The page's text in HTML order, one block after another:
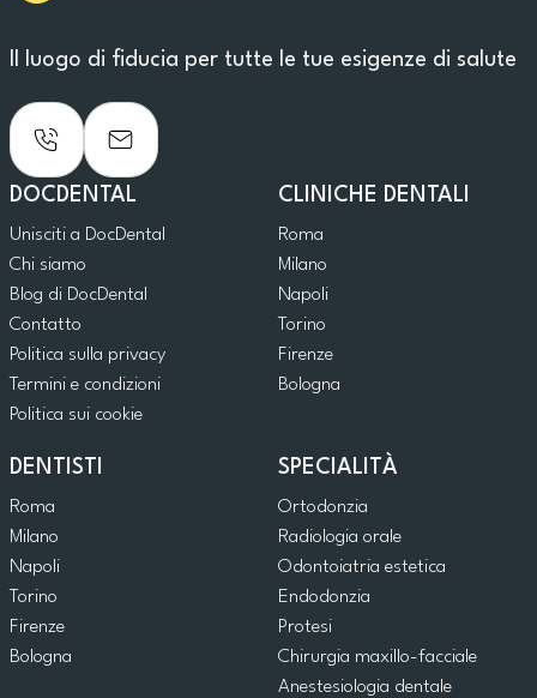
Il luogo di fiducia per tutte le tue esigenze di salute
DOCDENTAL
Unisciti a DocDental
Chi siamo
Blog di DocDental
Contatto
Politica sulla privacy
Termini e condizioni
Politica sui cookie
CLINICHE DENTALI
Roma
Milano
Napoli
Torino
Firenze
Bologna
DENTISTI
Roma
Milano
Napoli
Torino
Firenze
Bologna
SPECIALITÀ
Ortodonzia
Radiologia orale
Odontoiatria estetica
Endodonzia
Protesi
Chirurgia maxillo-facciale
Anestesiologia dentale